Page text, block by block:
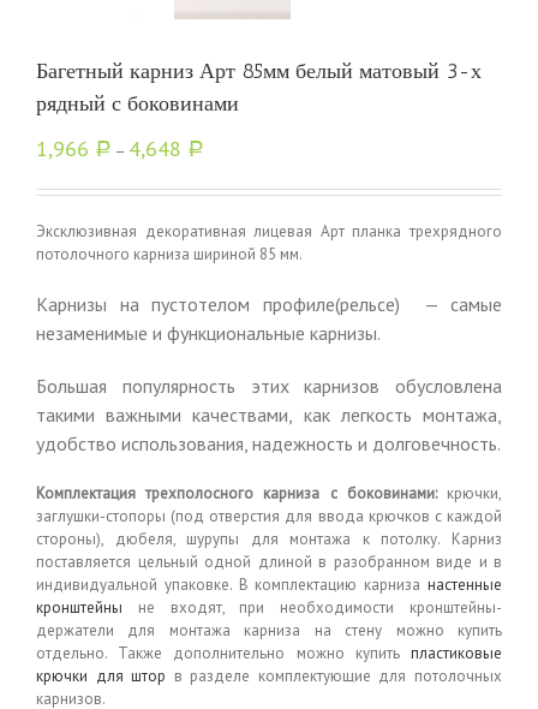
Багетный карниз Арт 85мм белый матовый 3-х
рядный с боковинами
1,966 Р – 4,648 Р
Эксклюзивная декоративная лицевая Арт планка трехрядного
потолочного карниза шириной 85 мм.
Карнизы на пустотелом профиле(рельсе) — самые
незаменимые и функциональные карнизы.
Большая популярность этих карнизов обусловлена
такими важными качествами, как легкость монтажа,
удобство использования, надежность и долговечность.
Комплектация трехполосного карниза с боковинами:крючки,
заглушки-стопоры (под отверстия для ввода крючков с каждой
стороны), дюбеля, шурупы для монтажа к потолку. Карниз
поставляется цельный одной длиной в разобранном виде и в
индивидуальной упаковке. В комплектацию карниза настенные
кронштейны не входят, при необходимости кронштейны-
держатели для монтажа карниза на стену можно купить
отдельно. Также дополнительно можно купить пластиковые
крючки для штор в разделе комплектующие для потолочных
карнизов.